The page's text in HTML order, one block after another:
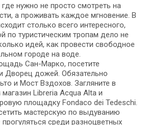
нужно не просто смотреть на
а проживать каждое мгновение. В
столько всего интересного,
по туристическим тропам дело не
идей, как провести свободное
городе на воде.
Сан-Марко, посетите
Дворец дожей. Обязательно
и Мост Вздохов. Загляните в
Libreria Acqua Alta и
площадку Fondaco dei Tedeschi.
мастерскую по выдуванию
среди разноцветных